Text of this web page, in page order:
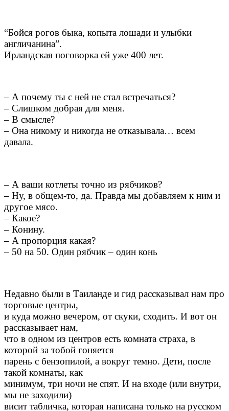
“Бойся рогов быка, копыта лошади и улыбки
англичанина”.
Ирландская поговорка ей уже 400 лет.
– А почему ты с ней не стал встречаться?
– Слишком добрая для меня.
– В смысле?
– Она никому и никогда не отказывала… всем
давала.
– А ваши котлеты точно из рябчиков?
– Ну, в общем-то, да. Правда мы добавляем к ним и
другое мясо.
– Какое?
– Конину.
– А пропорция какая?
– 50 на 50. Один рябчик – один конь
Недавно были в Таиланде и гид рассказывал нам про
торговые центры,
и куда можно вечером, от скуки, сходить. И вот он
рассказывает нам,
что в одном из центров есть комната страха, в
которой за тобой гоняется
парень с бензопилой, а вокруг темно. Дети, после
такой комнаты, как
минимум, три ночи не спят. И на входе (или внутри,
мы не заходили)
висит табличка, которая написана только на русском